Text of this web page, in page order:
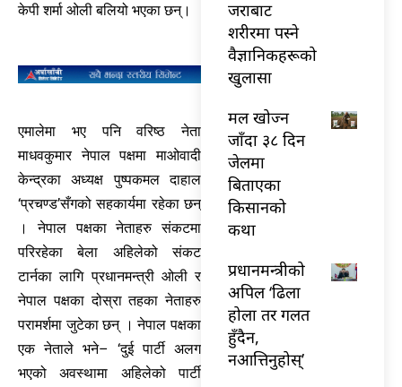
केपी शर्मा ओली बलियो भएका छन्।
एमालेमा भए पनि वरिष्ठ नेता
माधवकुमार नेपाल पक्षमा माओवादी
केन्द्रका अध्यक्ष पुष्पकमल दाहाल
‘प्रचण्ड’सँगको सहकार्यमा रहेका छन्
। नेपाल पक्षका नेताहरु संकटमा
परिरहेका बेला अहिलेको संकट
टार्नका लागि प्रधानमन्त्री ओली र
नेपाल पक्षका दोस्रा तहका नेताहरु
परामर्शमा जुटेका छन् । नेपाल पक्षका
एक नेताले भने– ‘दुई पार्टी अलग
भएको अवस्थामा अहिलेको पार्टी
जराबाट
शरीरमा पस्ने
वैज्ञानिकहरूको
खुलासा
मल खोज्न
जाँदा ३८ दिन
जेलमा
बिताएका
किसानको
कथा
प्रधानमन्त्रीको
अपिल ‘ढिला
होला तर गलत
हुँदैन,
नआत्तिनुहोस्’